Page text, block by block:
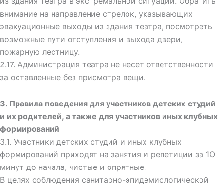
внимание на направление стрелок, указывающих
эвакуационные выходы из здания театра, посмотреть
возможные пути отступления и выхода двери,
пожарную лестницу.
2.17. Администрация театра не несет ответственности
за оставленные без присмотра вещи.
3. Правила поведения для участников детских студий
и их родителей, а также для участников иных клубных
формирований
3.1. Участники детских студий и иных клубных
формирований приходят на занятия и репетиции за 1О
минут до начала, чистые и опрятные.
В целях соблюдения санитарно-эпидемиологической